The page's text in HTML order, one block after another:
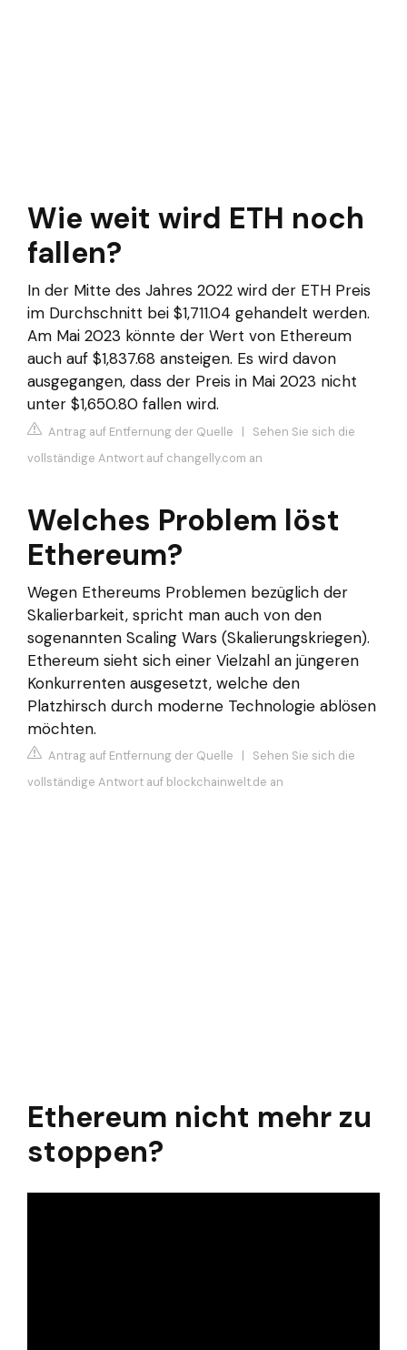
Wie weit wird ETH noch
fallen?
In der Mitte des Jahres 2022 wird der ETH Preis
im Durchschnitt bei $1,711.04 gehandelt werden.
Am Mai 2023 könnte der Wert von Ethereum
auch auf $1,837.68 ansteigen. Es wird davon
ausgegangen, dass der Preis in Mai 2023 nicht
unter $1,650.80 fallen wird.
Antrag auf Entfernung der Quelle | Sehen Sie sich die
vollständige Antwort auf changelly.com an
Welches Problem löst
Ethereum?
Wegen Ethereums Problemen bezüglich der
Skalierbarkeit, spricht man auch von den
sogenannten Scaling Wars (Skalierungskriegen).
Ethereum sieht sich einer Vielzahl an jüngeren
Konkurrenten ausgesetzt, welche den
Platzhirsch durch moderne Technologie ablösen
möchten.
Antrag auf Entfernung der Quelle | Sehen Sie sich die
vollständige Antwort auf blockchainwelt.de an
Ethereum nicht mehr zu
stoppen?